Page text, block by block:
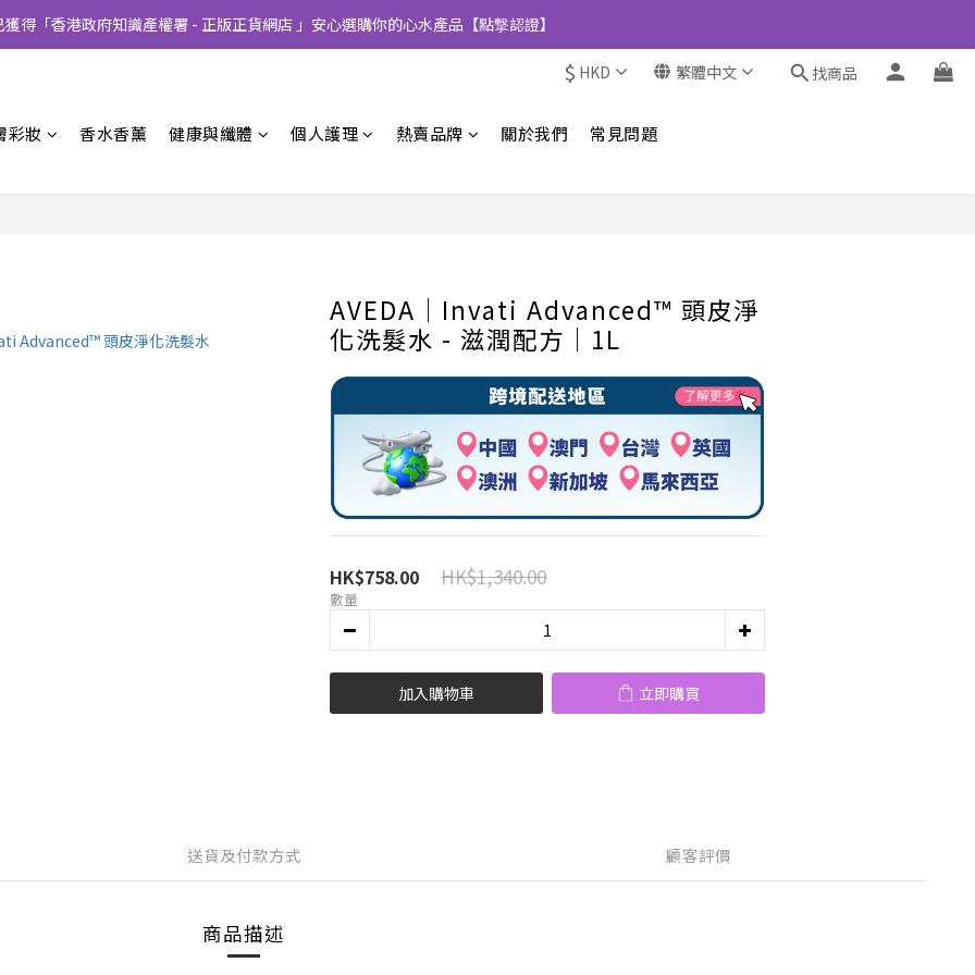
獲得「香港政府知識產權署 - 正版正貨網店 」安心選購你的心水產品【點撃認證】
$ HKD 繁體中文 找商品
彩妝 香水香薰 健康與纖體 個人護理 熱賣品牌 關於我們 常見問題
AVEDA│Invati Advanced™ 頭皮淨
化洗髮水 - 滋潤配方│1L
HK$758.00 HK$1,340.00
數量
加入購物車 立即購買
送貨及付款方式 顧客評價
商品描述